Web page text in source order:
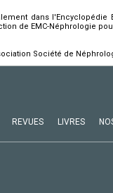
dans l'Encyclopédie
de EMC-Néphrologie
Société de
REVUES LIVRES